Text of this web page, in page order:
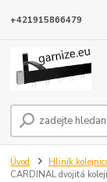
+421915866479
Úvod
CARDINAL dvojitá